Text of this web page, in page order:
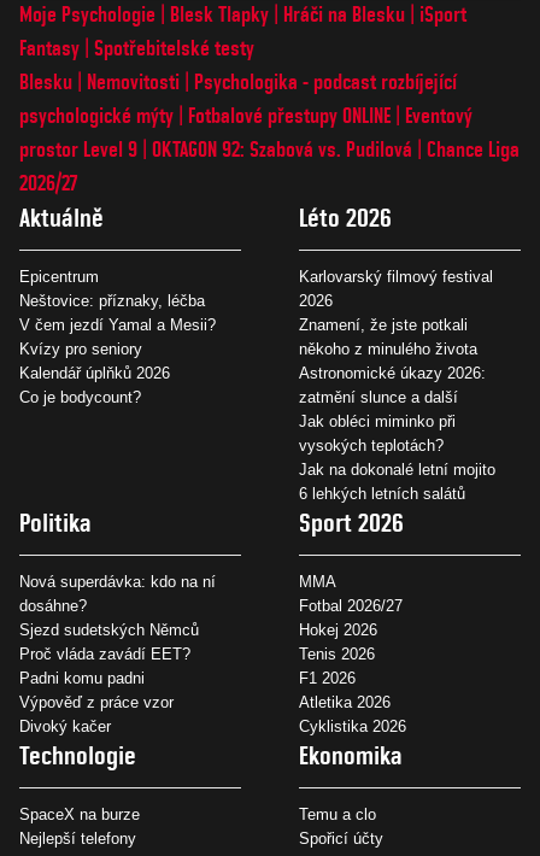
Moje Psychologie Blesk Tlapky Hráči na Blesku
iSport
Fantasy Spotřebitelské testy
Blesku
Nemovitosti
Psychologika - podcast rozbíjející
psychologické mýty
Fotbalové přestupy ONLINE
Eventový
prostor Level 9 OKTAGON 92: Szabová vs. Pudilová
Chance Liga
2026/27
Aktuálně
Epicentrum
Neštovice: příznaky, léčba
V čem jezdí Yamal a Mesii?
Kvízy pro seniory
Kalendář úplňků 2026
Co je bodycount?
Léto 2026
Karlovarský filmový festival
2026
Znamení, že jste potkali
někoho z minulého života
Astronomické úkazy 2026:
zatmění slunce a další
Jak obléci miminko při
vysokých teplotách?
Jak na dokonalé letní mojito
6 lehkých letních salátů
Politika
Nová superdávka: kdo na ní
dosáhne?
Sjezd sudetských Němců
Proč vláda zavádí EET?
Padni komu padni
Výpověď z práce vzor
Divoký kačer
Sport 2026
MMA
Fotbal 2026/27
Hokej 2026
Tenis 2026
F1 2026
Atletika 2026
Cyklistika 2026
Technologie
SpaceX na burze
Nejlepší telefony
Ekonomika
Temu a clo
Spořicí účty